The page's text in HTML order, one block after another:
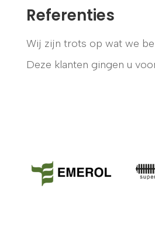
Referenties
Wij zijn trots op wat we
Deze klanten gingen u